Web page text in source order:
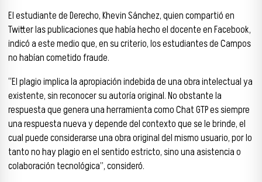
El estudiante de Derecho, Khevin Sánchez, quien compartió en
Twitter las publicaciones que había hecho el docente en Facebook,
indicó a este medio que, en su criterio, los estudiantes de Campos
no habían cometido fraude.
“El plagio implica la apropiación indebida de una obra intelectual ya
existente, sin reconocer su autoría original. No obstante la
respuesta que genera una herramienta como Chat GTP es siempre
una respuesta nueva y depende del contexto que se le brinde, el
cual puede considerarse una obra original del mismo usuario, por lo
tanto no hay plagio en el sentido estricto, sino una asistencia o
colaboración tecnológica”, consideró.